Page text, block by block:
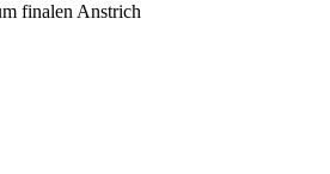
finalen Anstrich